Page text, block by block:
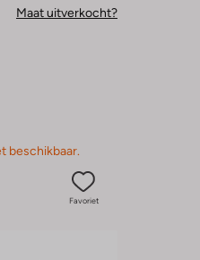
Maat uitverkocht?
beschikbaar.
Favoriet